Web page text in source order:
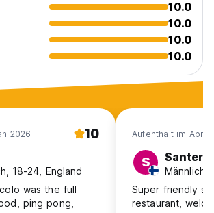
10.0
10.0
10.0
10.0
2026 10
18-24, England
was the full
ping pong,
Aufenthalt im Apr
S Santeri
Männlich,
Super friendly
restaurant,